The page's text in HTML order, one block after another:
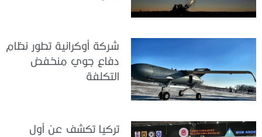
شركة أوكرانية تطور نظام
دفاع جوي منخفض
التكلفة
تركيا تكشف عن أول